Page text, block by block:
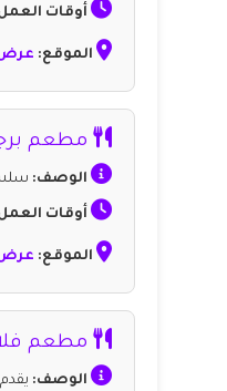
أوقات
الموقع: عرض
مطعم
الوصف:
أوقات
الموقع: عرض
مطعم
الوصف: